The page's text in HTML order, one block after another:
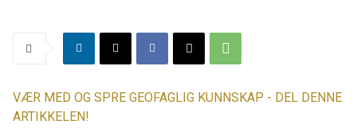
VÆR MED OG SPRE GEOFAGLIG KUNNSKAP - DEL DENNE
ARTIKKELEN!